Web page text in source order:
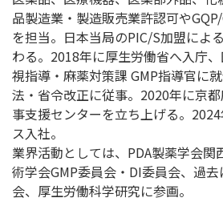
品製造業・製造販売業許認可や
を担当。日本当局のPIC/S加盟によ
わる。2018年に厚生労働省へ入庁
視指導・麻薬対策課 GMP指導官に
法・省令改正に従事。2020年に京
事支援センターを立ち上げる。
ス入社。
業界活動としては、PDA製薬学会関
術学会GMP委員会・DI委員会、過
会、厚生労働科学研究に参画。